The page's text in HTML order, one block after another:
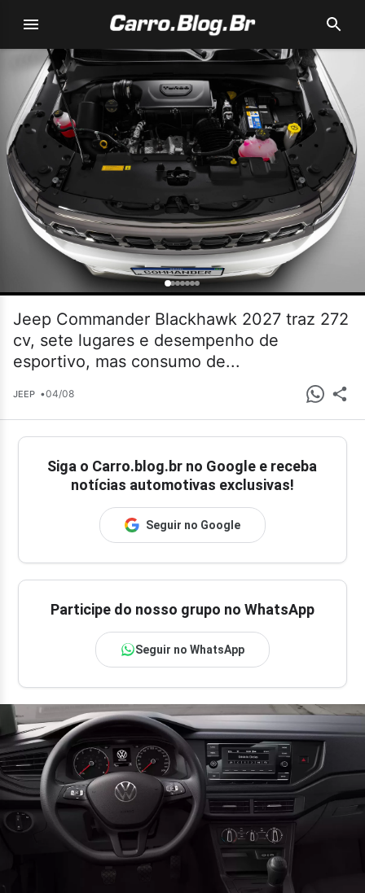
Jeep Commander Blackhawk 2027 traz 272
cv, sete lugares e desempenho de
esportivo, mas consumo de...
JEEP •04/08
Siga o Carro.blog.br no Google e receba
notícias automotivas exclusivas!
Seguir no Google
Participe do nosso grupo no WhatsApp
Seguir no WhatsApp